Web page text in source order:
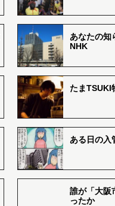
あなたの知
NHK
たまTSUKI
ある日の入
誰が「大阪
ったか